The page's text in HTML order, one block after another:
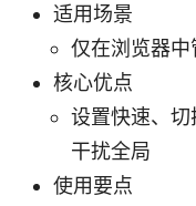
适用场景
仅在浏览器
核心优点
设置快速、
干扰全局
使用要点